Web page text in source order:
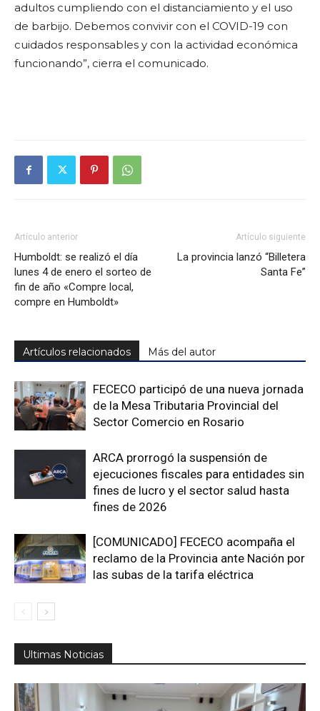
adultos cumpliendo con el distanciamiento y el uso
de barbijo. Debemos convivir con el COVID-19 con
cuidados responsables y con la actividad económica
funcionando”, cierra el comunicado.
Artículo anterior
Humboldt: se realizó el día
lunes 4 de enero el sorteo de
fin de año «Compre local,
compre en Humboldt»
Artículo siguiente
La provincia lanzó “Billetera
Santa Fe”
Artículos relacionados Más del autor
FECECO participó de una nueva jornada
de la Mesa Tributaria Provincial del
Sector Comercio en Rosario
ARCA prorrogó la suspensión de
ejecuciones fiscales para entidades sin
fines de lucro y el sector salud hasta
fines de 2026
[COMUNICADO] FECECO acompaña el
reclamo de la Provincia ante Nación por
las subas de la tarifa eléctrica
Ultimas Noticias